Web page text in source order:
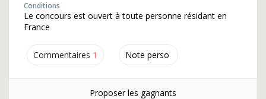
Commentaires 1 Note perso
Conditions
Le concours est ouvert à toute personne résidant en
France
Proposer les gagnants